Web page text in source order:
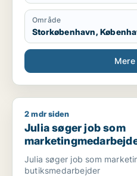
Område
Storkøbenhavn,
Julia søger job som
2 mdr siden
Julia søger job som
butiksmedarbejder
Julia søger job som
butiksmedarbejder